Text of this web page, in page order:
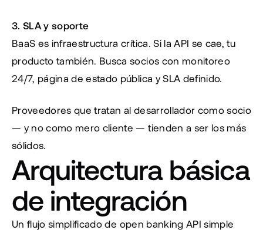
3. SLA y soporte
BaaS es infraestructura crítica. Si la API se cae, tu
producto también. Busca socios con monitoreo
24/7, página de estado pública y SLA definido.
Proveedores que tratan al desarrollador como socio
— y no como mero cliente — tienden a ser los más
sólidos.
Arquitectura básica
de integración
Un flujo simplificado de open banking API simple